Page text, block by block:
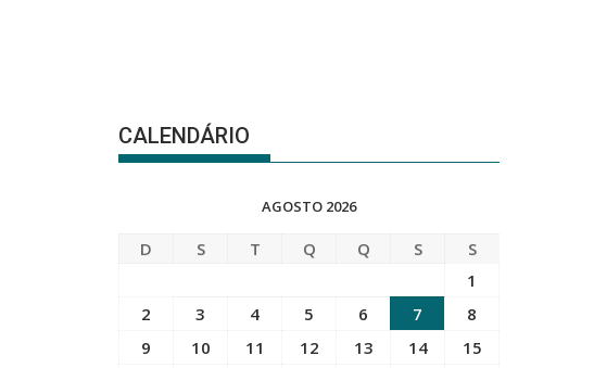
CALENDÁRIO
AGOSTO 2026
D S T Q Q S
S
1
2
3 4 5 6 7
8
9
10 11 12 13 14
15